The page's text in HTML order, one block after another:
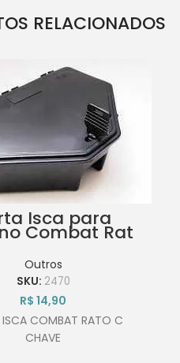
RELACIONADOS
Isca para
Combat Rat
Chave
Outros
SKU: 2470
R$ 14,90
ISCA COMBAT RATO C
CHAVE